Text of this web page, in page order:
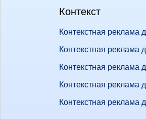
Контекст
Контекстная реклама
Контекстная реклама
Контекстная реклама
Контекстная реклама
Контекстная реклама